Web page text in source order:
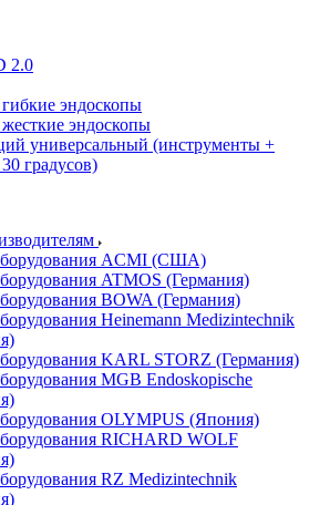
2.0
эндоскопы
эндоскопы
универсальный (инструменты +
градусов)
ACMI (США)
ATMOS (Германия)
BOWA (Германия)
Heinemann Medizintechnik
KARL STORZ (Германия)
MGB Endoskopische
OLYMPUS (Япония)
RICHARD WOLF
RZ Medizintechnik